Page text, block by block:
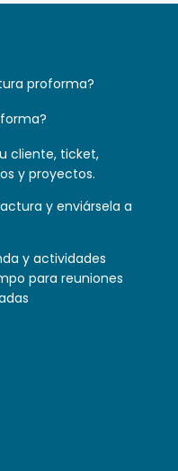
proforma?
cliente, ticket,
y proyectos.
y enviársela a
y actividades
para reuniones